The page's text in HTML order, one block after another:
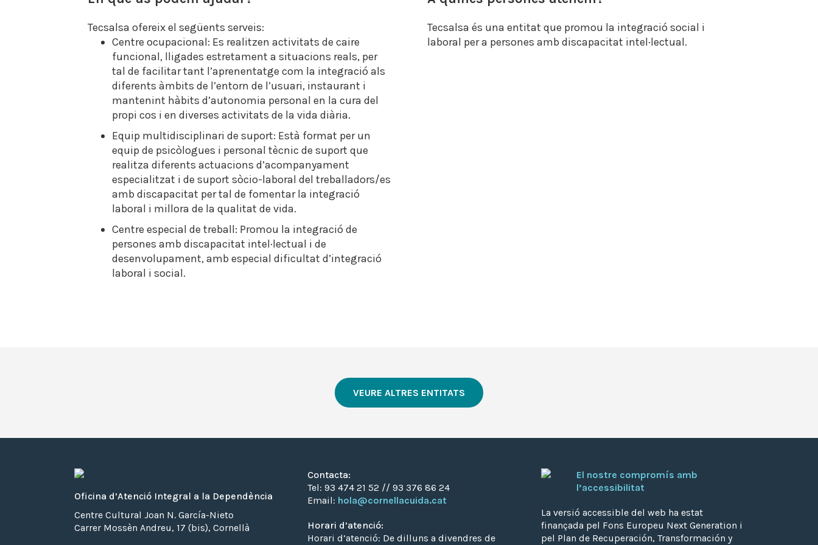
Tecsalsa ofereix el següents serveis:
Centre ocupacional: Es realitzen activitats de caire
funcional, lligades estretament a situacions reals, per
tal de facilitar tant l’aprenentatge com la integració als
diferents àmbits de l’entorn de l’usuari, instaurant i
mantenint hàbits d’autonomia personal en la cura del
propi cos i en diverses activitats de la vida diària.
Equip multidisciplinari de suport: Està format per un
equip de psicòlogues i personal tècnic de suport que
realitza diferents actuacions d’acompanyament
especialitzat i de suport sòcio-laboral del treballadors/es
amb discapacitat per tal de fomentar la integració
laboral i millora de la qualitat de vida.
Centre especial de treball: Promou la integració de
persones amb discapacitat intel·lectual i de
desenvolupament, amb especial dificultat d’integració
laboral i social.
Tecsalsa és una entitat que promou la integració social i
laboral per a persones amb discapacitat intel·lectual.
VEURE ALTRES ENTITATS
Oficina d’Atenció Integral a la Dependència
Centre Cultural Joan N. García-Nieto
Carrer Mossèn Andreu, 17 (bis), Cornellà
Contacta:
Tel: 93 474 21 52 // 93 376 86 24
Email: hola@cornellacuida.cat
Horari d’atenció:
Horari d’atenció: De dilluns a divendres de
El nostre compromís amb
l’accessibilitat
La versió accessible del web ha estat
finançada pel Fons Europeu Next Generation i
pel Plan de Recuperación, Transformación y